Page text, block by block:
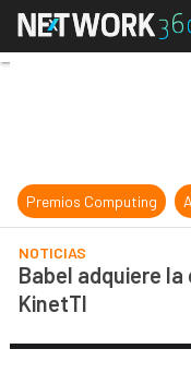
Premios Computing
NOTICIAS
Babel adquiere
KinetTI